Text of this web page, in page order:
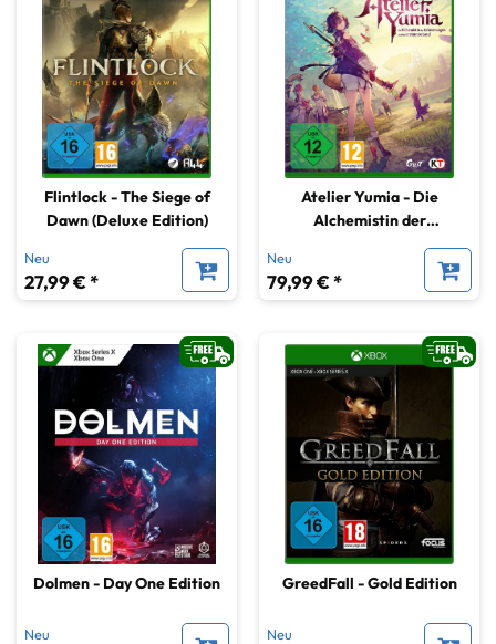
Flintlock - The Siege of
Dawn (Deluxe Edition)
Neu
27,99 € *
Atelier Yumia - Die
Alchemistin der
Erinnerungen und das
Neu
79,99 € *
Dolmen - Day One Edition
Neu
GreedFall - Gold Edition
Neu